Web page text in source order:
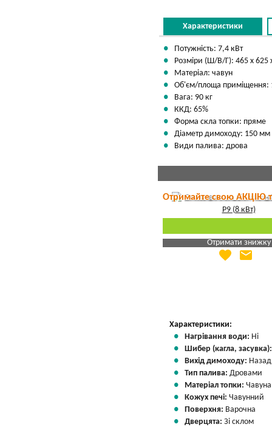
Характеристики
Потужність: 7,4 кВт
Розміри (Ш/В/Г): 465 х 625
Матеріал: чавун
Об'єм/площа приміщення:
Вага: 90 кг
ККД: 65%
Форма скла топки: пряме
Діаметр димоходу: 150 мм
Види палива: дрова
Отримайте свою АКЦІЮ
Отримати знижку
Яка Ваша ціна
favorite email
Характеристики:
Нагрівання води: Ні
Шибер (кагла,
Вихід димоходу: Назад
Тип палива: Дровами
Матеріал топки: Чавуна
Кожух печі: Чавунний
Поверхня: Варочна
Дверцята: Зі склом